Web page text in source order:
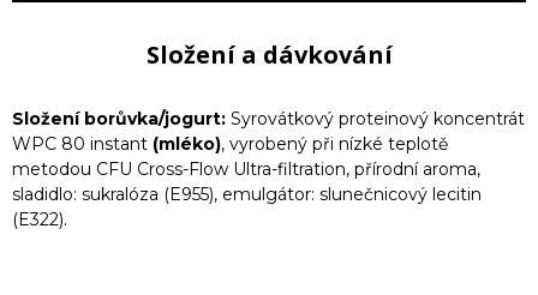
Složení a dávkování
Složení borůvka/jogurt: Syrovátkový proteinový koncentrát
WPC 80 instant (mléko), vyrobený při nízké teplotě
metodou CFU Cross-Flow Ultra-filtration, přírodní aroma,
sladidlo: sukralóza (E955), emulgátor: slunečnicový lecitin
(E322).